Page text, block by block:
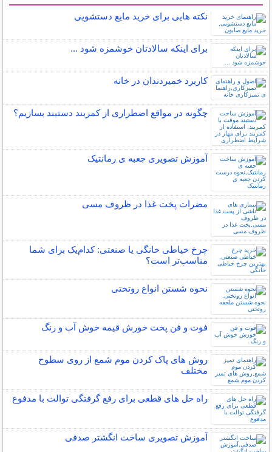
نکته هایی برای خرید مایع دستشویی
برای اینكه سالادتان خوشمزه شود ...
کاربرد خمیردندان در خانه
چگونه در مواقع اضطراری از کمربند دستبند بسازیم؟
آموزش تصویری جعبه ی رمانتیک
مضرات پخت غذا در ظروف مسی
چرخ خیاطی خانگی یا صنعتی: کدام‌یک برای شما
مناسب‌تر است؟
نحوه شستن انواع روتختی
فوت و فن پخت خورش قیمه خوش آب و رنگ
روش های پاک کردن موم شمع از روی سطوح
مختلف
راه حل های قطعی برای رفع گرفتگی توالت با مدفوع
آموزش تصویری ساخت انگشتر صدفی